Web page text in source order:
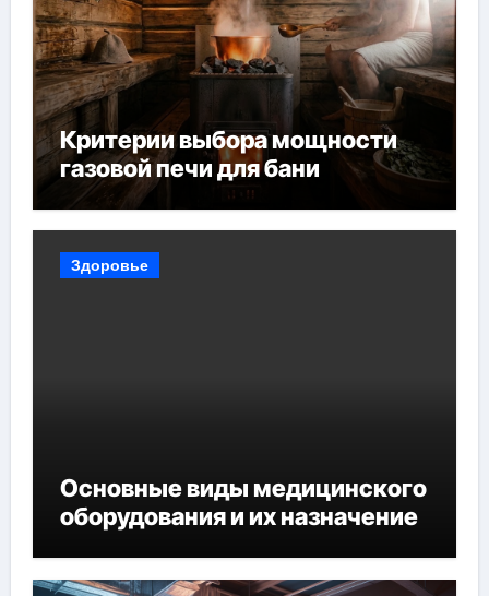
Критерии выбора мощности
газовой печи для бани
Здоровье
Основные виды медицинского
оборудования и их назначение